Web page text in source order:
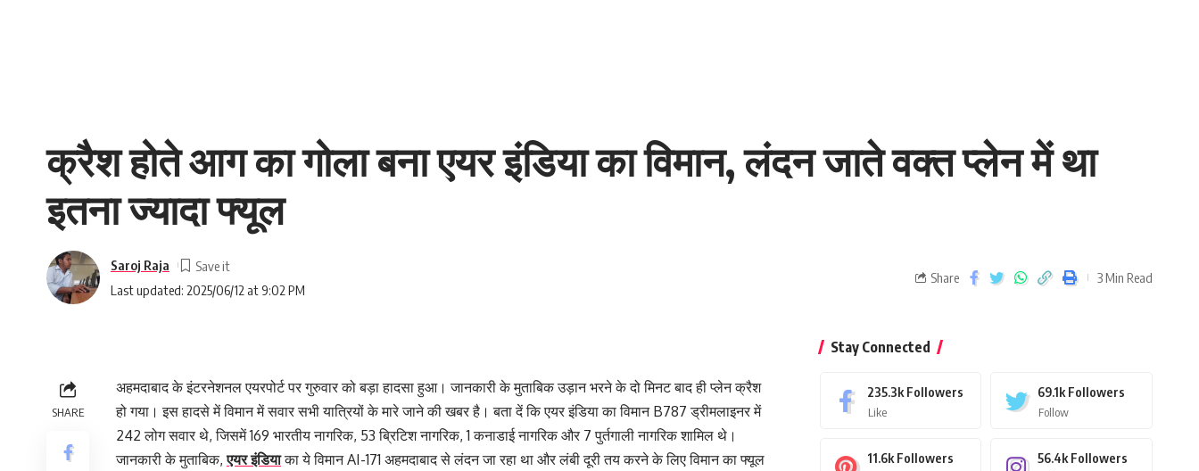
क्रैश होते आग का गोला बना एयर इंडिया का विमान, लंदन जाते वक्त प्लेन में था
इतना ज्यादा फ्यूल
Last updated: 2025/06/12 at 9:02 PM
Saroj Raja
Share 3 Min Read
SHARE
अहमदाबाद के इंटरनेशनल एयरपोर्ट पर गुरुवार को बड़ा हादसा हुआ। जानकारी के मुताबिक उड़ान भरने के दो मिनट बाद ही प्लेन क्रैश
हो गया। इस हादसे में विमान में सवार सभी यात्रियों के मारे जाने की खबर है। बता दें कि एयर इंडिया का विमान B787 ड्रीमलाइनर में
242 लोग सवार थे, जिसमें 169 भारतीय नागरिक, 53 ब्रिटिश नागरिक, 1 कनाडाई नागरिक और 7 पुर्तगाली नागरिक शामिल थे।
जानकारी के मुताबिक,एयर इंडियाका ये विमान AI-171 अहमदाबाद से लंदन जा रहा था और लंबी दूरी तय करने के लिए विमान का फ्यूल
Stay Connected
235.3k Followers
Like
69.1k Followers
Follow
11.6k Followers 56.4k Followers